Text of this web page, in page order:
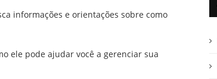
informações e orientações sobre como
ele pode ajudar você a gerenciar sua